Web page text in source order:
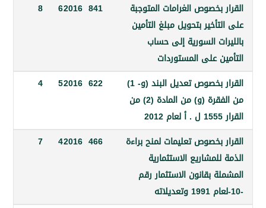
الغرامات المتوجبة
بتحويل مبلغ التأمين
السورية إلى حساب
على المستوردات
841
8
القرار بخصوص تعديل البند (و- 1)
من الفقرة (و) من المادة (2) من
622
2016
4
بخصوص تعليمات لمنح براءة
الاستثمارية
بقانون الاستثمار رقم
466
2016
7